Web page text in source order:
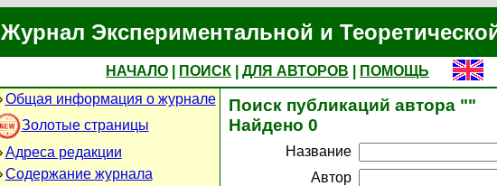
Журнал Экспериментальной и
НАЧАЛО ПОИСК ДЛЯ АВТОРОВ
ПОМОЩЬ
Общая информация о журнале
Золотые страницы
Адреса редакции
Содержание журнала
Поиск публикаций автора ""
Найдено 0
Название
Автор